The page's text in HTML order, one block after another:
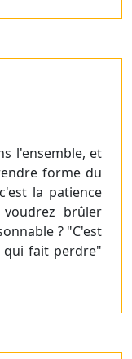
l'ensemble, et
forme du
la patience
brûler
? "C'est
qui fait perdre"